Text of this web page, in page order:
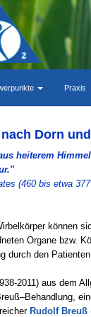
Praxis
Dorn
heiterem
(460 bis etwa
können
Organe bzw.
durch den
2011) aus dem
Rudolf Breuß